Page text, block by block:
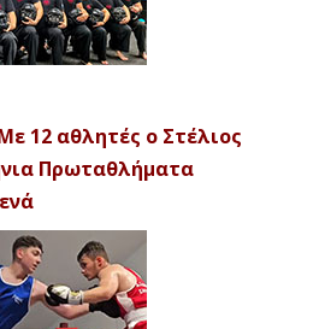
12 αθλητές ο Στέλιος
Πρωταθλήματα